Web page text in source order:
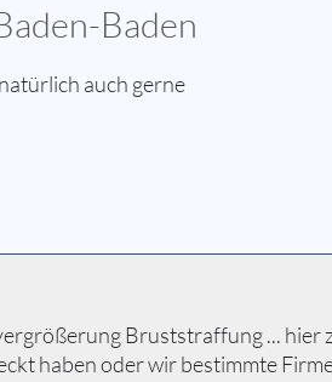
Baden
auch gerne
Bruststraffung ... hier
haben oder wir bestimmte